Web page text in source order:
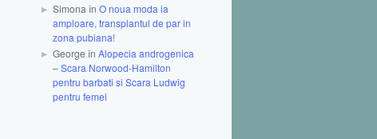
Simona în O noua moda ia
amploare, transplantul de par in
zona pubiana!
George în Alopecia androgenica
– Scara Norwood-Hamilton
pentru barbati si Scara Ludwig
pentru femei